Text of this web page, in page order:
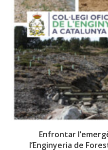
Enfrontar
l’Enginyeria de